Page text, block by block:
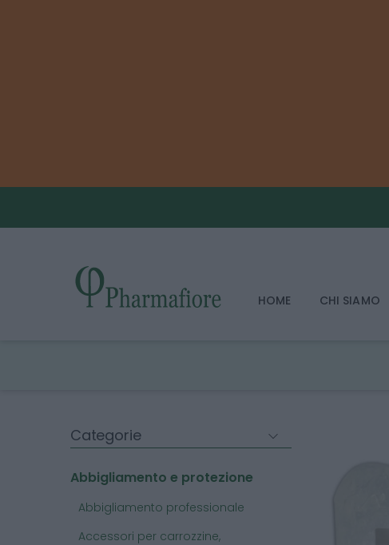
HOME CHI SIAMO
Categorie
Abbigliamento e protezione
Abbigliamento professionale
Accessori per carrozzine,